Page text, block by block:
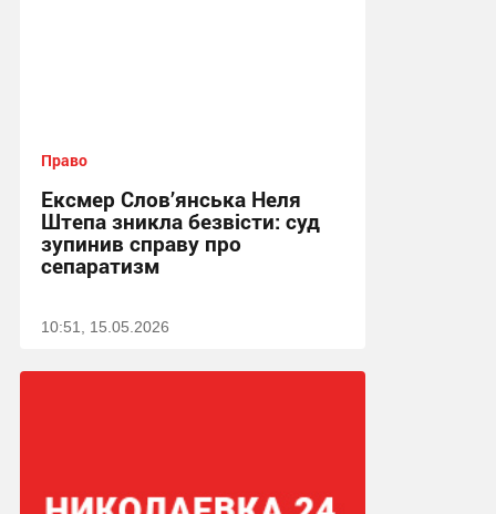
Право
Ексмер Слов’янська Неля
Штепа зникла безвісти: суд
зупинив справу про
сепаратизм
10:51, 15.05.2026